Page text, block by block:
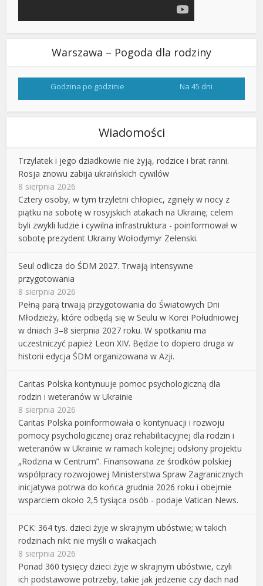
Warszawa – Pogoda dla rodziny
Godzina po godzinie Na 45 dni
Wiadomości
Trzylatek i jego dziadkowie nie żyją, rodzice i brat ranni.
Rosja znowu zabija ukraińskich cywilów
8 sierpnia 2026
Cztery osoby, w tym trzyletni chłopiec, zginęły w nocy z
piątku na sobotę w rosyjskich atakach na Ukrainę; celem
byli zwykli ludzie i cywilna infrastruktura - poinformował w
sobotę prezydent Ukrainy Wołodymyr Zełenski.
Seul odlicza do ŚDM 2027. Trwają intensywne
przygotowania
8 sierpnia 2026
Pełną parą trwają przygotowania do Światowych Dni
Młodzieży, które odbędą się w Seulu w Korei Południowej
w dniach 3–8 sierpnia 2027 roku. W spotkaniu ma
uczestniczyć papież Leon XIV. Będzie to dopiero druga w
historii edycja ŚDM organizowana w Azji.
Caritas Polska kontynuuje pomoc psychologiczną dla
rodzin i weteranów w Ukrainie
8 sierpnia 2026
Caritas Polska poinformowała o kontynuacji i rozwoju
pomocy psychologicznej oraz rehabilitacyjnej dla rodzin i
weteranów w Ukrainie w ramach kolejnej odsłony projektu
„Rodzina w Centrum”. Finansowana ze środków polskiej
współpracy rozwojowej Ministerstwa Spraw Zagranicznych
inicjatywa potrwa do końca grudnia 2026 roku i obejmie
wsparciem około 2,5 tysiąca osób - podaje Vatican News.
PCK: 364 tys. dzieci żyje w skrajnym ubóstwie; w takich
rodzinach nikt nie myśli o wakacjach
8 sierpnia 2026
Ponad 360 tysięcy dzieci żyje w skrajnym ubóstwie, czyli
ich podstawowe potrzeby, takie jak jedzenie czy dach nad